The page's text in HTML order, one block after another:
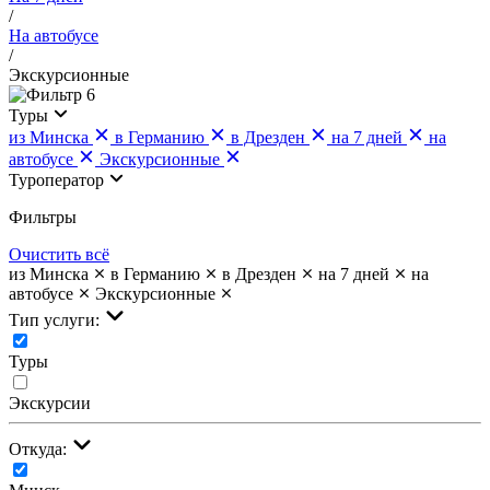
/
На автобусе
/
Экскурсионные
6
Туры
из Минска
в Германию в Дрезден на 7 дней
на
автобусе
Экскурсионные
Туроператор
Фильтры
Очистить всё
из Минска
в Германию в Дрезден на 7 дней
на
автобусе
Экскурсионные
Тип услуги:
Туры
Экскурсии
Откуда: